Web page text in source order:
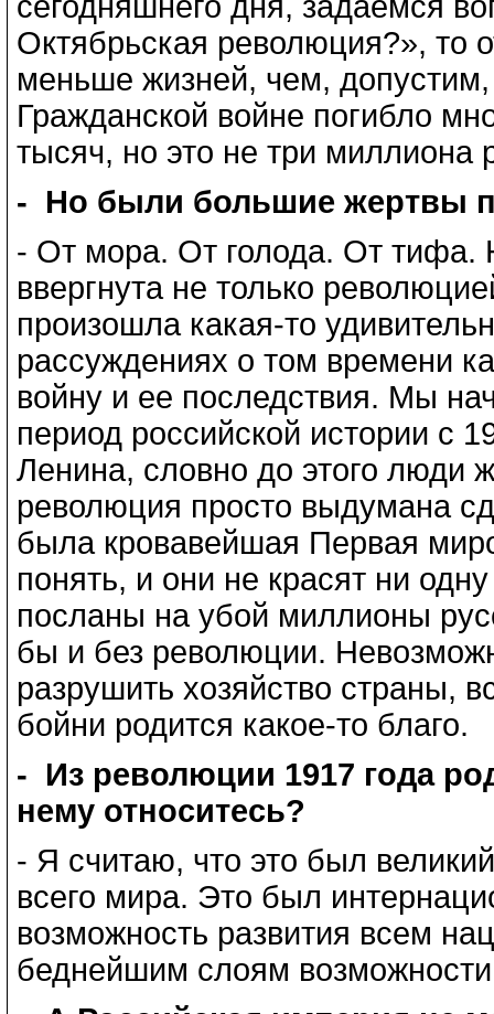
Октябрьская революция?», то
меньше жизней, чем,
Гражданской войне погибло
тысяч, но это не три миллиона
- Но были большие жертвы
- От мора. От голода. От тифа.
ввергнута не только
произошла какая-то
рассуждениях о том времени
войну и ее последствия. Мы
период российской истории с
Ленина, словно до этого люди
революция просто выдумана
была кровавейшая Первая
понять, и они не красят ни
посланы на убой миллионы
бы и без революции.
разрушить хозяйство страны,
бойни родится какое-то благо.
- Из революции 1917 года
нему относитесь?
- Я считаю, что это был
всего мира. Это был
возможность развития всем
беднейшим слоям